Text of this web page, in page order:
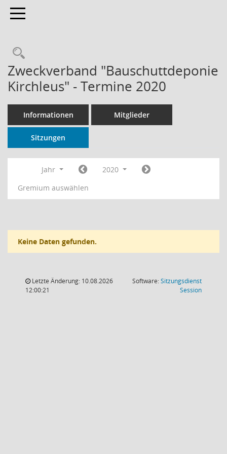
Toggle navigation
Rechercheauswahl
Zweckverband "Bauschuttdeponie
Kirchleus" - Termine 2020
Informationen Mitglieder
Sitzungen
Jahr
2020
Gremium auswählen
Keine Daten gefunden.
Letzte Änderung: 10.08.2026
12:00:21
Software:Sitzungsdienst
Session(Wird in